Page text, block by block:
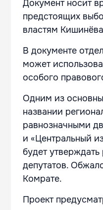
Документ носит
предстоящих
властям
В документе
может
особого
Одним из
названии
равнозначными
и «Центральный
будет
депутатов.
Комрате.
Проект